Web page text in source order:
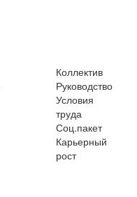
Коллектив
Руководство
Условия
труда
Соц.пакет
Карьерный
рост